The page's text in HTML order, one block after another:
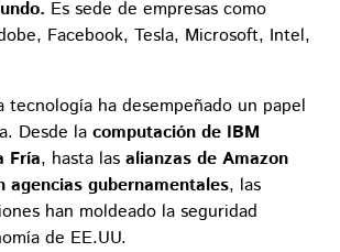
Es sede de empresas como
Facebook, Tesla, Microsoft, Intel,
tecnología ha desempeñado un papel
Desde la computación de IBM
Fría, hasta las alianzas de Amazon
agencias gubernamentales, las
han moldeado la seguridad
de EE.UU.